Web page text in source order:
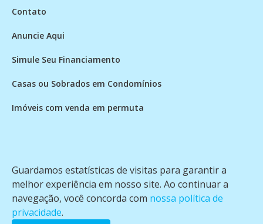
Guardamos estatísticas de visitas para garantir a
melhor experiência em nosso site. Ao continuar a
navegação, você concorda com nossa política de
privacidade.
Contato
Anuncie Aqui
Simule Seu Financiamento
Casas ou Sobrados em Condomínios
Imóveis com venda em permuta
Casa com piscina
Apartamento com piscina